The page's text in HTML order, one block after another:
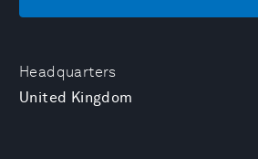
Headquarters
United Kingdom